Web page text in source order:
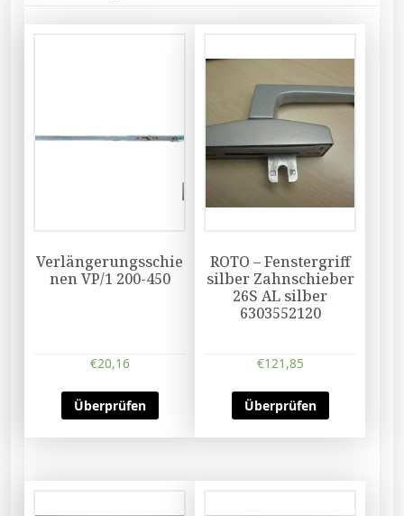
Verlängerungsschie
nen VP/1 200-450
€20,16
Überprüfen
ROTO – Fenstergriff
silber Zahnschieber
26S AL silber
6303552120
€121,85
Überprüfen